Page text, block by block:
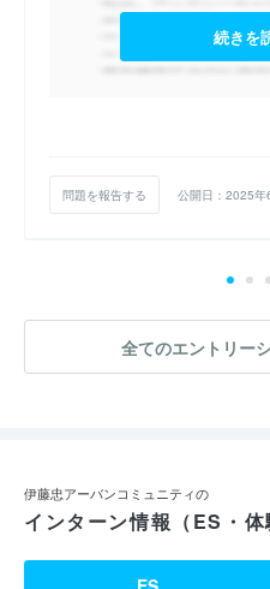
続きを
問題を報告する 公開日：2025年
全てのエントリー
伊藤忠アーバンコミュニティの
インターン情報（ES・体